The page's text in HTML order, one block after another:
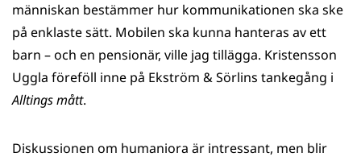
människan bestämmer hur kommunikationen ska ske
på enklaste sätt. Mobilen ska kunna hanteras av ett
barn – och en pensionär, ville jag tillägga. Kristensson
Uggla föreföll inne på Ekström & Sörlins tankegång i
Alltings mått.
Diskussionen om humaniora är intressant, men blir